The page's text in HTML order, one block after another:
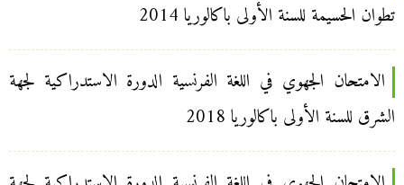
تطوان الحسيمة للسنة الأولى باكالوريا 2014
الامتحان الجهوي في اللغة الفرنسية الدورة الاستدراكية لجهة
الشرق للسنة الأولى باكالوريا 2018